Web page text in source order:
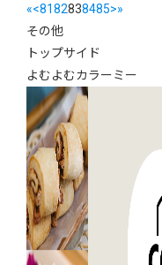
«<8182838485>»
その他
トップサイド
よむよむカラーミー